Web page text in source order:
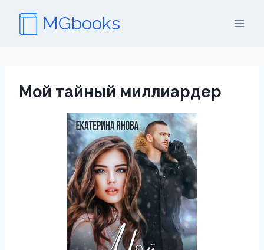
содержимому
MGbooks
Мой тайный миллиардер